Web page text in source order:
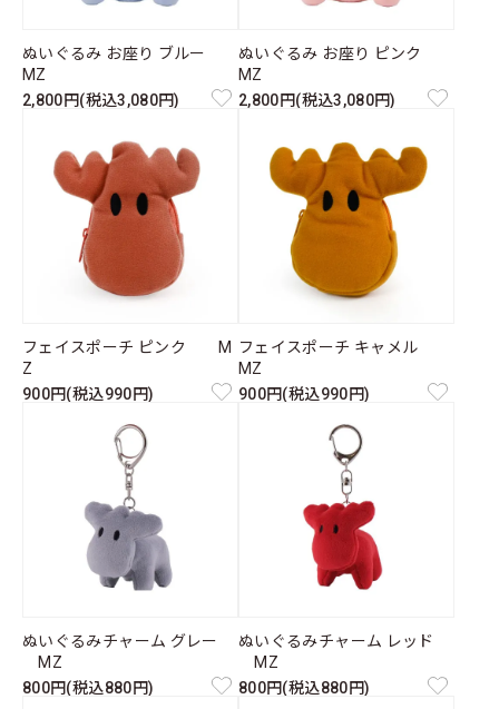
ぬいぐるみ お座り ブルー
MZ
2,800円(税込3,080円)
ぬいぐるみ お座り ピンク
MZ
2,800円(税込3,080円)
フェイスポーチ ピンク M
Z
900円(税込990円)
フェイスポーチ キャメル
MZ
900円(税込990円)
ぬいぐるみチャーム グレー
MZ
800円(税込880円)
ぬいぐるみチャーム レッド
MZ
800円(税込880円)